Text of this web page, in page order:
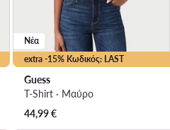
extra -15% Κωδικός: LAST
Νέα
Guess
T-Shirt · Μαύρο
44,99€